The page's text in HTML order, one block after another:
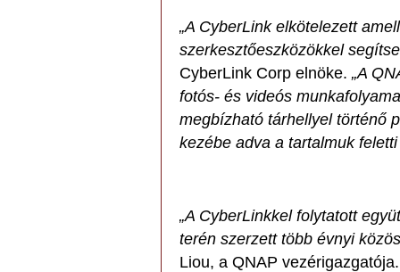
„A CyberLink elkötelezett
szerkesztőeszközökkel
CyberLink Corp elnöke. „A
fotós- és videós
megbízható tárhellyel történő
kezébe adva a tartalmuk
„A CyberLinkkel folytatott
terén szerzett több évnyi
Liou, a QNAP